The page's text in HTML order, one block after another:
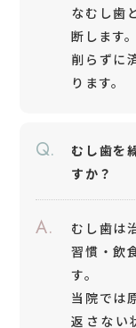
なむし歯
断します。
削らずに
ります。
Q.
むし歯を
すか？
A.
むし歯は
習慣・飲
す。
当院では
返さない